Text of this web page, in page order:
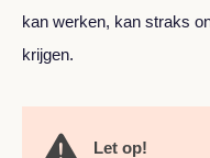
kan werken, kan straks
krijgen.
Let op!